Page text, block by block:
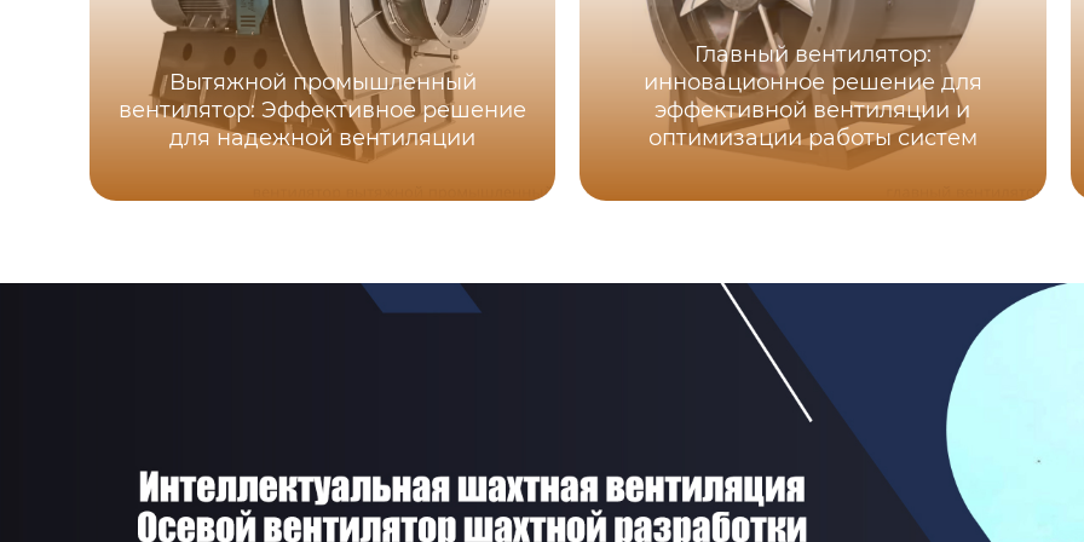
Вытяжной промышленный
вентилятор: Эффективное решение
для надежной вентиляции
Главный вентилятор:
инновационное решение для
эффективной вентиляции и
оптимизации работы систем